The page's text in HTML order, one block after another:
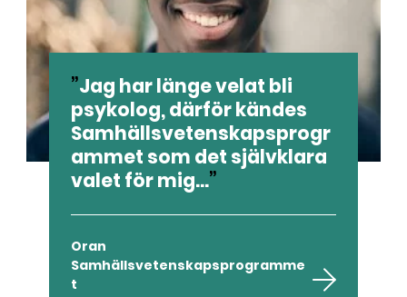
Jag har länge velat bli
psykolog, därför kändes
Samhällsvetenskapsprogr
ammet som det självklara
valet för mig...
Oran
Samhällsvetenskapsprogramme
t